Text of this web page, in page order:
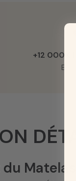
+12 000
En